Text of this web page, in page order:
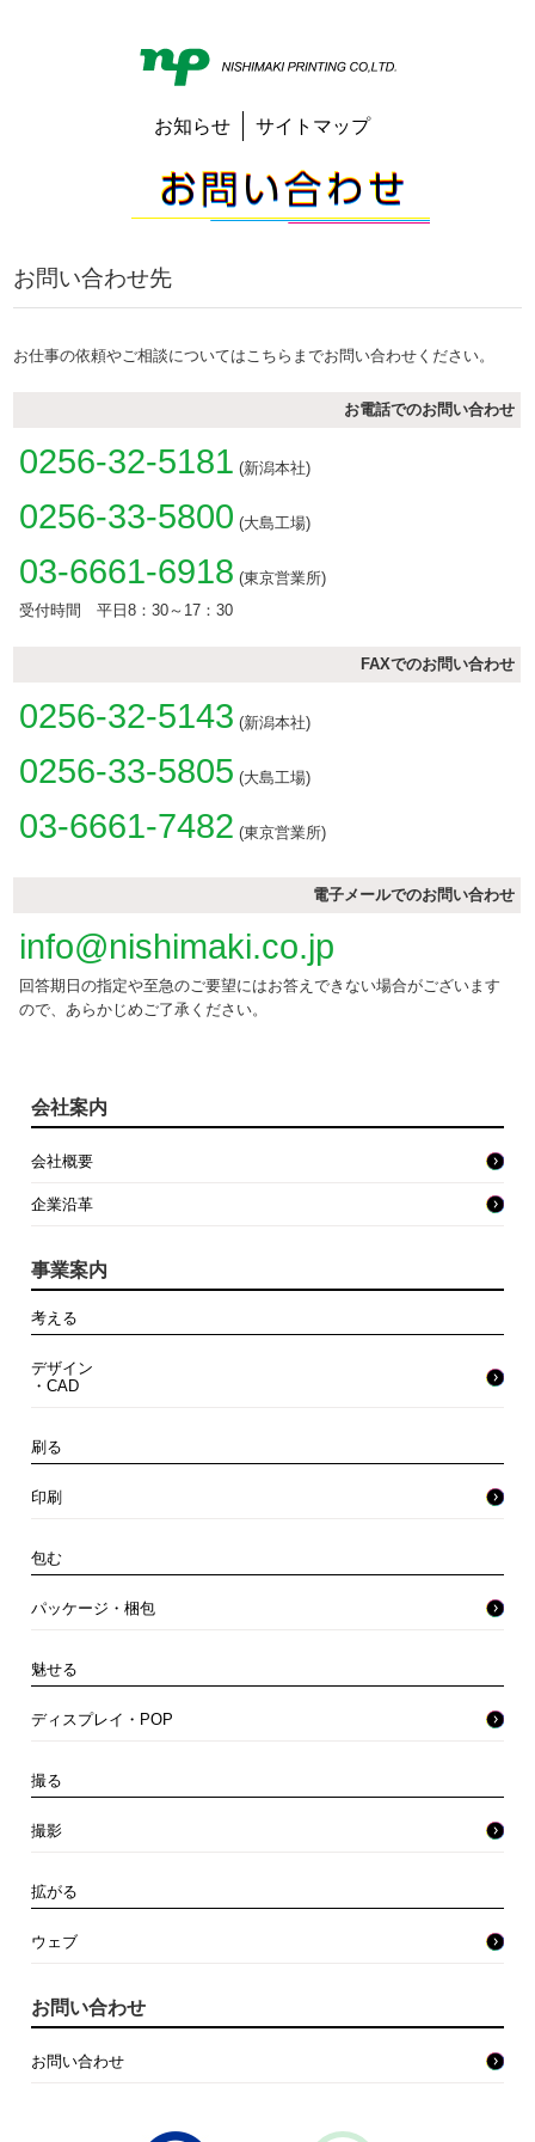
お知らせ サイトマップ
お問い合わせ先
お仕事の依頼やご相談についてはこちらまでお問い合わせください。
お電話でのお問い合わせ
0256-32-5181 (新潟本社)
0256-33-5800 (大島工場)
03-6661-6918 (東京営業所)
受付時間 平日8：30～17：30
FAXでのお問い合わせ
0256-32-5143 (新潟本社)
0256-33-5805 (大島工場)
03-6661-7482 (東京営業所)
電子メールでのお問い合わせ
info@nishimaki.co.jp
回答期日の指定や至急のご要望にはお答えできない場合がございます
ので、あらかじめご了承ください。
会社案内
会社概要
企業沿革
事業案内
考える
デザイン
・CAD
刷る
印刷
包む
パッケージ・梱包
魅せる
ディスプレイ・POP
撮る
撮影
拡がる
ウェブ
お問い合わせ
お問い合わせ